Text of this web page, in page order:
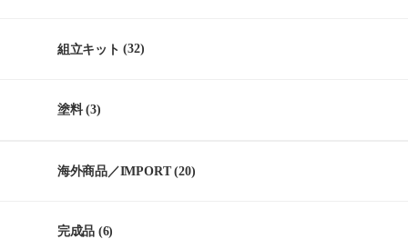
組立キット (32)
塗料(3)
海外商品／IMPORT(20)
完成品 (6)